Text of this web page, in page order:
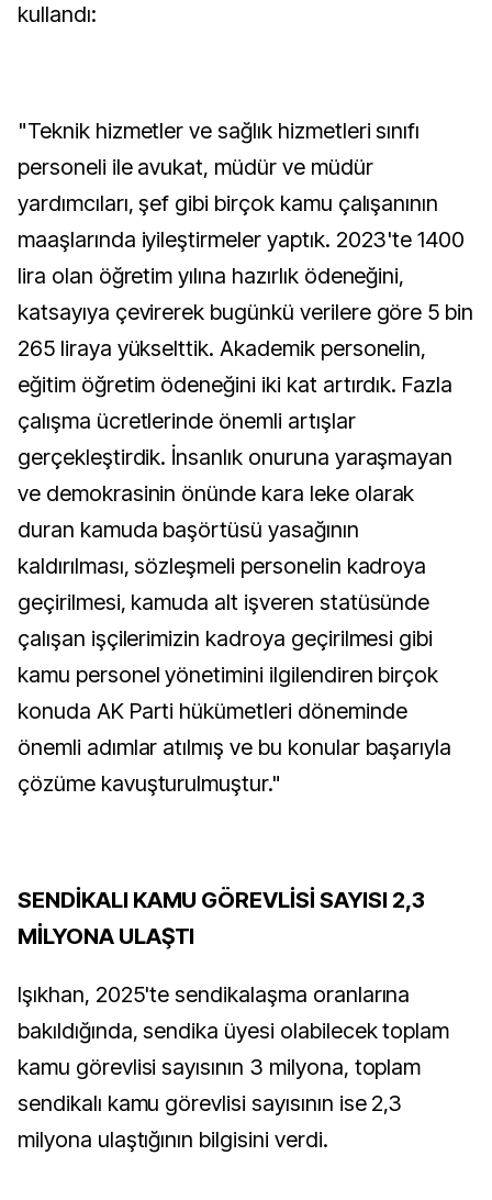
kullandı:
"Teknik hizmetler ve sağlık hizmetleri sınıfı
personeli ile avukat, müdür ve müdür
yardımcıları, şef gibi birçok kamu çalışanının
maaşlarında iyileştirmeler yaptık. 2023'te 1400
lira olan öğretim yılına hazırlık ödeneğini,
katsayıya çevirerek bugünkü verilere göre 5 bin
265 liraya yükselttik. Akademik personelin,
eğitim öğretim ödeneğini iki kat artırdık. Fazla
çalışma ücretlerinde önemli artışlar
gerçekleştirdik. İnsanlık onuruna yaraşmayan
ve demokrasinin önünde kara leke olarak
duran kamuda başörtüsü yasağının
kaldırılması, sözleşmeli personelin kadroya
geçirilmesi, kamuda alt işveren statüsünde
çalışan işçilerimizin kadroya geçirilmesi gibi
kamu personel yönetimini ilgilendiren birçok
konuda AK Parti hükümetleri döneminde
önemli adımlar atılmış ve bu konular başarıyla
çözüme kavuşturulmuştur."
SENDİKALI KAMU GÖREVLİSİ SAYISI 2,3
MİLYONA ULAŞTI
Işıkhan, 2025'te sendikalaşma oranlarına
bakıldığında, sendika üyesi olabilecek toplam
kamu görevlisi sayısının 3 milyona, toplam
sendikalı kamu görevlisi sayısının ise 2,3
milyona ulaştığının bilgisini verdi.